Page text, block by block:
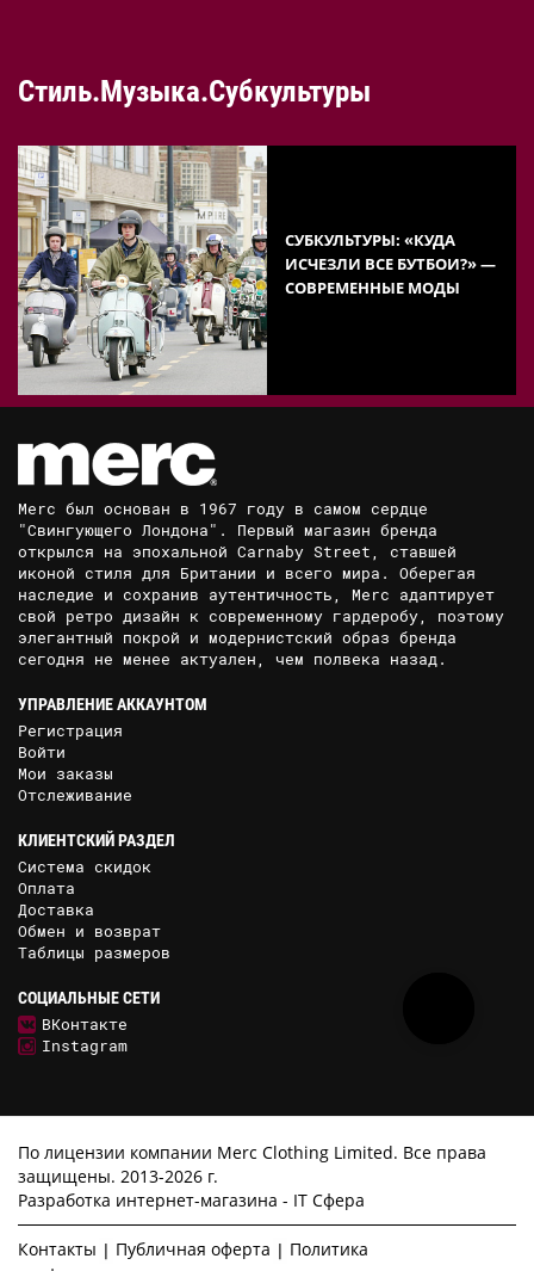
Стиль.Музыка.Субкультуры
СУБКУЛЬТУРЫ: «КУДА
ИСЧЕЗЛИ ВСЕ БУТБОИ?» —
СОВРЕМЕННЫЕ МОДЫ
Merc был основан в 1967 году в самом сердце
"Свингующего Лондона". Первый магазин бренда
открылся на эпохальной Carnaby Street, ставшей
иконой стиля для Британии и всего мира. Оберегая
наследие и сохранив аутентичность, Merc адаптирует
свой ретро дизайн к современному гардеробу, поэтому
элегантный покрой и модернистский образ бренда
сегодня не менее актуален, чем полвека назад.
УПРАВЛЕНИЕ АККАУНТОМ
Регистрация
Войти
Мои заказы
Отслеживание
КЛИЕНТСКИЙ РАЗДЕЛ
Система скидок
Оплата
Доставка
Обмен и возврат
Таблицы размеров
СОЦИАЛЬНЫЕ СЕТИ
ВКонтакте
Instagram
По лицензии компании Merc Clothing Limited. Все права
защищены. 2013-2026 г.
Разработка интернет-магазина - IT Сфера
Контакты Публичная оферта
Политика